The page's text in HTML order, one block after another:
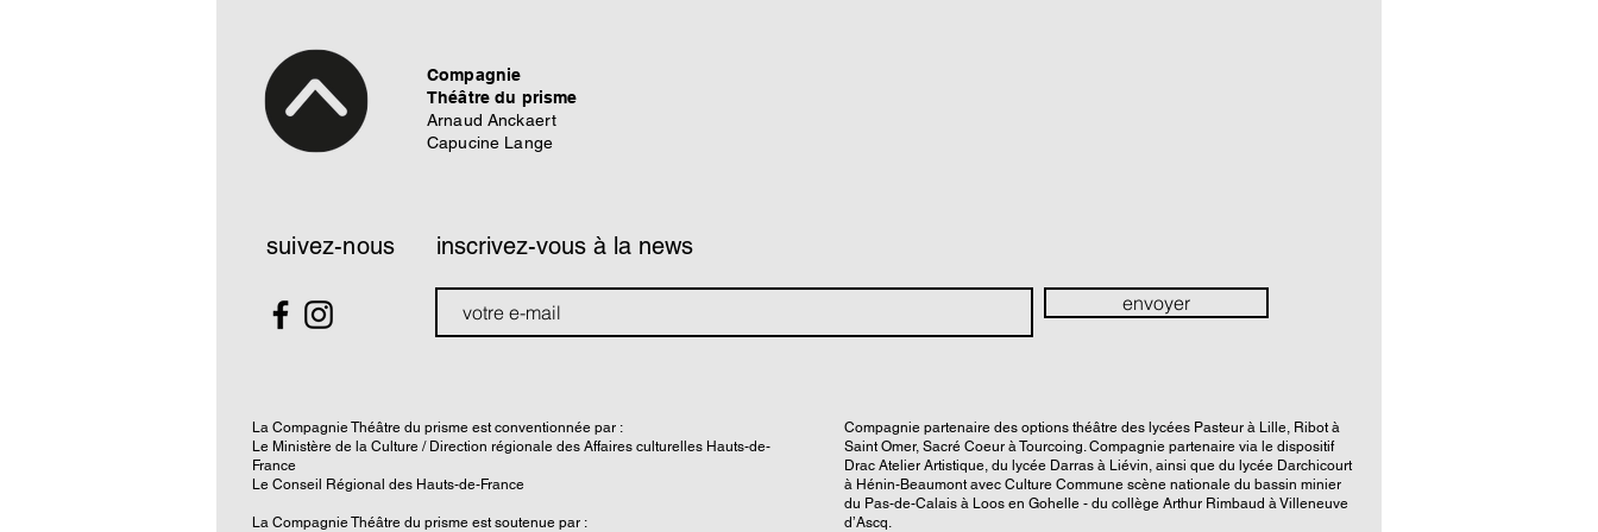
Compagnie
Théâtre du prisme
Arnaud Anckaert
Capucine Lange
suivez-nous inscrivez-vous à la news
envoyer
La Compagnie Théâtre du prisme est conventionnée par :
Le Ministère de la Culture / Direction régionale des Affaires culturelles Hauts-de-
France
Le Conseil Régional des Hauts-de-France
La Compagnie Théâtre du prisme est soutenue par :
Compagnie partenaire des options théâtre des lycées Pasteur à Lille, Ribot à
Saint Omer, Sacré Coeur à Tourcoing. Compagnie partenaire via le dispositif
Drac Atelier Artistique, du lycée Darras à Liévin, ainsi que du lycée Darchicourt
à Hénin-Beaumont avec Culture Commune scène nationale du bassin minier
du Pas-de-Calais à Loos en Gohelle - du collège Arthur Rimbaud à Villeneuve
d’Ascq.